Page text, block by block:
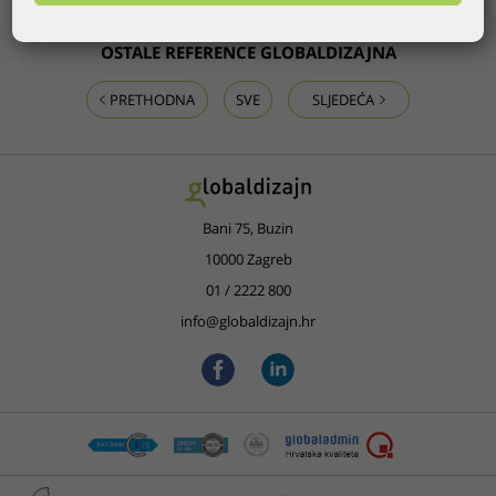
OSTALE REFERENCE GLOBALDIZAJNA
PRETHODNA SVE SLJEDEĆA
Bani 75, Buzin
10000 Zagreb
01 / 2222 800
info@globaldizajn.hr